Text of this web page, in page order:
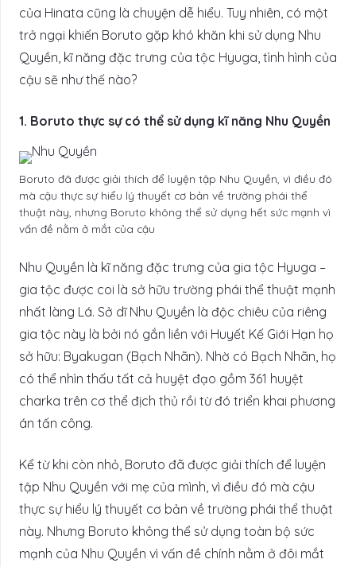
của Hinata cũng là chuyện dễ hiểu. Tuy nhiên, có một
trở ngại khiến Boruto gặp khó khăn khi sử dụng Nhu
Quyền, kĩ năng đặc trưng của tộc Hyuga, tình hình của
cậu sẽ như thế nào?
1. Boruto thực sự có thể sử dụng kĩ năng Nhu Quyền
Boruto đã được giải thích để luyện tập Nhu Quyền, vì điều đó
mà cậu thực sự hiểu lý thuyết cơ bản về trường phái thể
thuật này, nhưng Boruto không thể sử dụng hết sức mạnh vì
vấn đề nằm ở mắt của cậu
Nhu Quyền là kĩ năng đặc trưng của gia tộc Hyuga –
gia tộc được coi là sở hữu trường phái thể thuật mạnh
nhất làng Lá. Sở dĩ Nhu Quyền là độc chiêu của riêng
gia tộc này là bởi nó gắn liền với Huyết Kế Giới Hạn họ
sở hữu: Byakugan (Bạch Nhãn). Nhờ có Bạch Nhãn, họ
có thể nhìn thấu tất cả huyệt đạo gồm 361 huyệt
charka trên cơ thể địch thủ rồi từ đó triển khai phương
án tấn công.
Kể từ khi còn nhỏ, Boruto đã được giải thích để luyện
tập Nhu Quyền với mẹ của mình, vì điều đó mà cậu
thực sự hiểu lý thuyết cơ bản về trường phái thể thuật
này. Nhưng Boruto không thể sử dụng toàn bộ sức
mạnh của Nhu Quyền vì vấn đề chính nằm ở đôi mắt